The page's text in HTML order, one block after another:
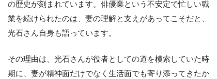
の歴史が刻まれています。俳優業という不安定で忙しい職
業を続けられたのは、妻の理解と支えがあってこそだと、
光石さん自身も語っています。
その理由は、光石さんが役者としての道を模索していた時
期に、妻が精神面だけでなく生活面でも寄り添ってきたか